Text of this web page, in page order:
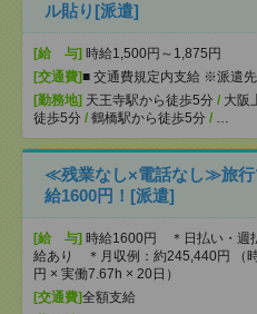
ル貼り[派遣]
[給 与] 時給1,500円～1,875円
[交通費]■ 交通費規定内支給 ※派遣
[勤務地] 天王寺駅から徒歩5分 / 大阪
徒歩5分 / 鶴橋駅から徒歩5分 / …
≪残業なし×電話なし≫旅行
給1600円！[派遣]
[給 与] 時給1600円 ＊日払い・
給あり ＊月収例：約245,440円 （
円 × 実働7.67h × 20日）
[交通費]全額支給